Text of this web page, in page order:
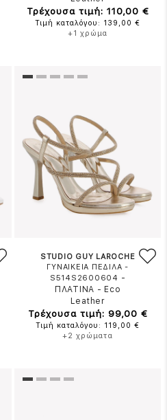
Τρέχουσα τιμή: 110,00 €
Τιμή καταλόγου: 139,00 €
+1 χρώμα
STUDIO GUY LAROCHE
ΓΥΝΑΙΚΕΙΑ ΠΕΔΙΛΑ -
S514S2600604 -
ΠΛΑΤΙΝΑ - Eco
Leather
Τρέχουσα τιμή: 99,00 €
Τιμή καταλόγου: 119,00 €
+2 χρώματα